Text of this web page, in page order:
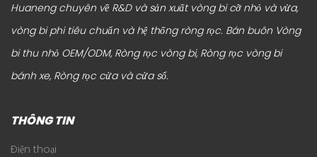
Huaneng chuyên về R&D và sản xuất vòng bi cỡ nhỏ và vừa,
vòng bi phi tiêu chuẩn và hệ thống ròng rọc. Bán buôn Vòng
bi thu nhỏ OEM/ODM, Ròng rọc vòng bi, Ròng rọc vòng bi
bánh xe, Ròng rọc cửa và cửa sổ.
THÔNG TIN
Điện thoại